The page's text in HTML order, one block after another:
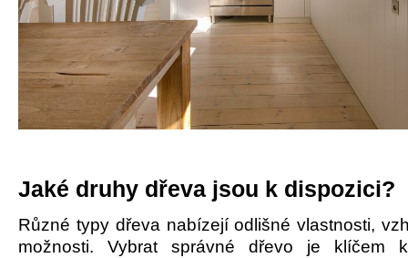
Jaké druhy dřeva jsou k dispozici?
Různé typy dřeva nabízejí odlišné vlastnosti,
možnosti. Vybrat správné dřevo je klíčem